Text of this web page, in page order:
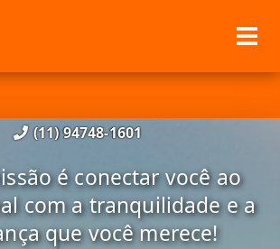
(11) 94748-1601
é conectar você ao
com a tranquilidade e a
que você merece!